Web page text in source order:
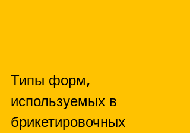
Типы форм,
используемых в
брикетировочных